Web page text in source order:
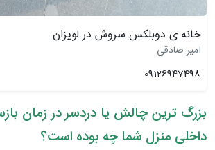
خانه ی دوبلکس سروش در لویزان
امیر صادقی
09126947498
بزرگ ترین چالش یا دردسر در زمان
داخلی منزل شما چه بوده است؟